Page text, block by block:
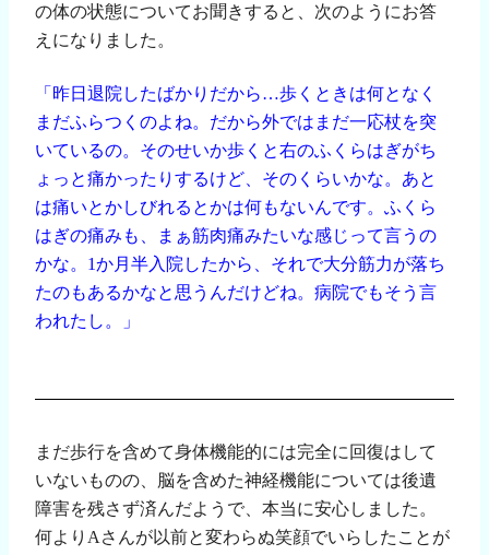
の体の状態についてお聞きすると、次のようにお答
えになりました。
「昨日退院したばかりだから…歩くときは何となく
まだふらつくのよね。だから外ではまだ一応杖を突
いているの。そのせいか歩くと右のふくらはぎがち
ょっと痛かったりするけど、そのくらいかな。あと
は痛いとかしびれるとかは何もないんです。ふくら
はぎの痛みも、まぁ筋肉痛みたいな感じって言うの
かな。 1か月半入院したから、それで大分筋力が落ち
たのもあるかなと思うんだけどね。病院でもそう言
われたし。」
まだ歩行を含めて身体機能的には完全に回復はして
いないものの、脳を含めた神経機能については後遺
障害を残さず済んだようで、本当に安心しました。
何よりAさんが以前と変わらぬ笑顔でいらしたことが